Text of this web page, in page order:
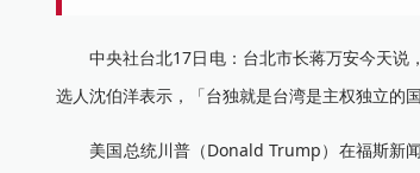
中央社台北17日电：台北市长蒋万安今天说
选人沈伯洋表示，「台独就是台湾是主权独立的
美国总统川普（Donald Trump）在福斯新闻